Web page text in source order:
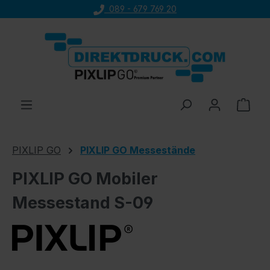
Zum Hauptinhalt springen089 - 679 769 20
PIXLIP GO PIXLIP GO Messestände
PIXLIP GO Mobiler
Messestand S-09